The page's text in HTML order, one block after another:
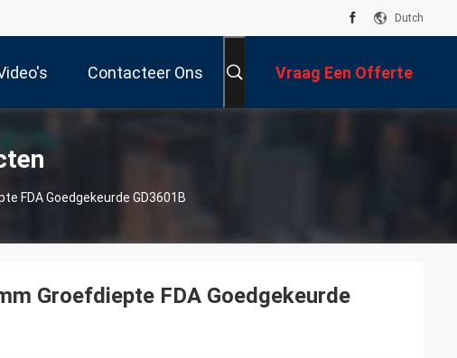
Dutch
Contacteer Ons Vraag Een Offerte
FDA Goedgekeurde GD3601B
Groefdiepte FDA Goedgekeurde